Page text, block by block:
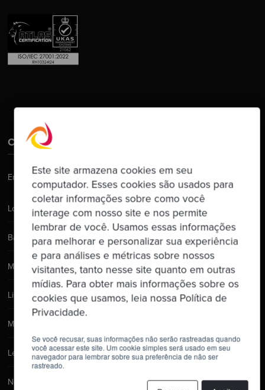
Este site armazena cookies em seu
computador. Esses cookies são usados para
coletar informações sobre como você
interage com nosso site e nos permite
lembrar de você. Usamos essas informações
para melhorar e personalizar sua experiência
e para análises e métricas sobre nossos
visitantes, tanto nesse site quanto em outras
mídias. Para obter mais informações sobre os
cookies que usamos, leia nossa Política de
Privacidade.
Se você recusar, suas informações não serão rastreadas quando
você acessar este site. Um cookie simples será usado em seu
navegador para lembrar sobre sua preferência de não ser
rastreado.
Contact Us
Email: hello@codurance.com
London
Barcelona
Manchester
Lisbon
Madrid
Leeds
New York City